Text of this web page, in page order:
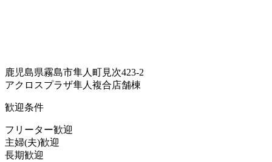
鹿児島県霧島市隼人町見次423-2
アクロスプラザ隼人複合店舗棟
歓迎条件
フリーター歓迎
主婦(夫)歓迎
長期歓迎